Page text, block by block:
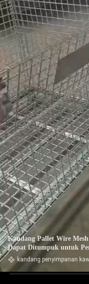
Kandang Pallet Wire
Dapat Ditumpuk untuk
kandang penyimpanan